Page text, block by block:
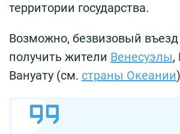
территории государства.
Возможно, безвизовый въезд
получить жители Венесуэлы,
Вануату (см. страны Океании